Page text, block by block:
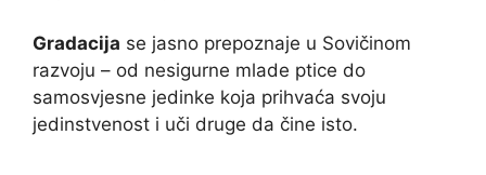
Gradacija se jasno prepoznaje u Sovičinom
razvoju – od nesigurne mlade ptice do
samosvjesne jedinke koja prihvaća svoju
jedinstvenost i uči druge da čine isto.